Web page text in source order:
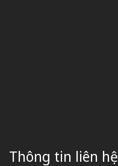
Thông tin liên hệ